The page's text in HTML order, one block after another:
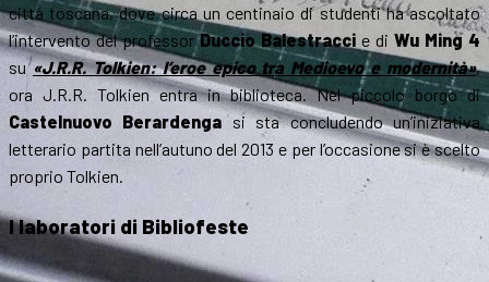
città toscana, dove circa un centinaio di studenti ha ascoltato
l’intervento del professorDuccio Balestracci e di Wu Ming 4
su«J.R.R. Tolkien: l’eroe epico tra Medioevo e modernità»,
ora J.R.R. Tolkien entra in biblioteca. Nel piccolo borgo di
Castelnuovo Berardenga si sta concludendo un’iniziativa
letterario partita nell’autuno del 2013 e per l’occasione si è scelto
proprio Tolkien.
I laboratori di Bibliofeste